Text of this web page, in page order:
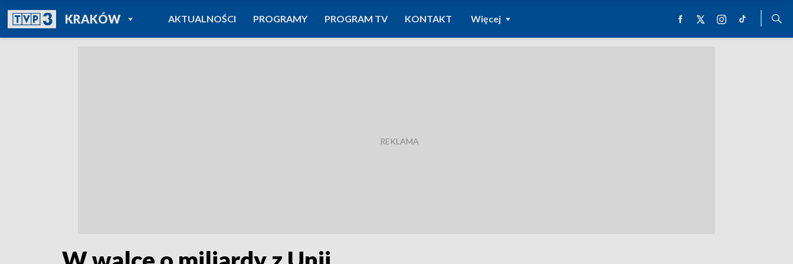
KRAKÓWPOWRÓT DO
TVP REGIONY
AKTUALNOŚCI PROGRAMY PROGRAM TV KONTAKT Więcej